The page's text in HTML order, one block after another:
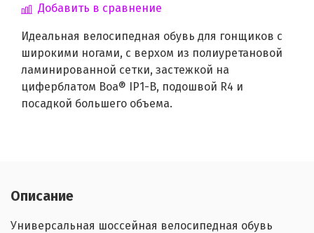
Добавить в сравнение
Идеальная велосипедная обувь для гонщиков с
широкими ногами, с верхом из полиуретановой
ламинированной сетки, застежкой на
циферблатом Boa® IP1-B, подошвой R4 и
посадкой большего объема.
Описание
Универсальная шоссейная велосипедная обувь